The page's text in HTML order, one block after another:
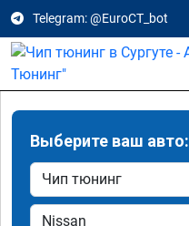
Telegram: @EuroCT_bot
Выберите ваш авто: